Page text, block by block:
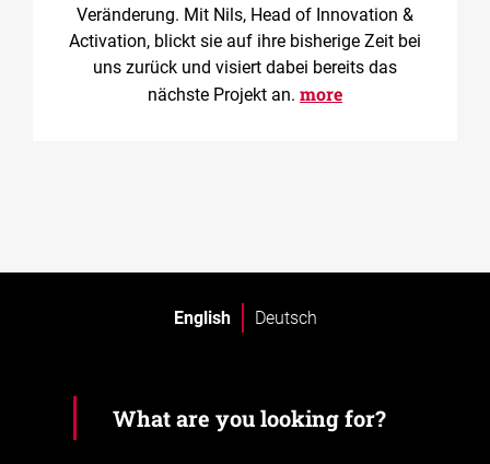
Veränderung. Mit Nils, Head of Innovation &
Activation, blickt sie auf ihre bisherige Zeit bei
uns zurück und visiert dabei bereits das
nächste Projekt an. more
English Deutsch